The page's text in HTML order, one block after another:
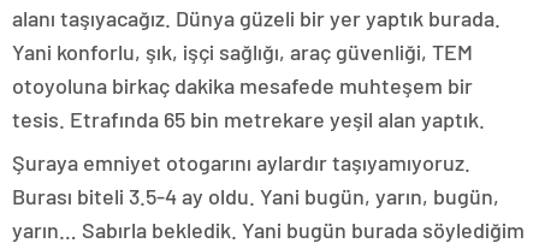
alanı taşıyacağız. Dünya güzeli bir yer yaptık burada.
Yani konforlu, şık, işçi sağlığı, araç güvenliği, TEM
otoyoluna birkaç dakika mesafede muhteşem bir
tesis. Etrafında 65 bin metrekare yeşil alan yaptık.
Şuraya emniyet otogarını aylardır taşıyamıyoruz.
Burası biteli 3.5-4 ay oldu. Yani bugün, yarın, bugün,
yarın… Sabırla bekledik. Yani bugün burada söylediğim